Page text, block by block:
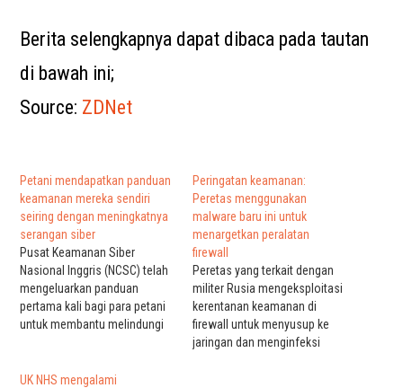
Berita selengkapnya dapat dibaca pada tautan
di bawah ini;
Source: ZDNet
Petani mendapatkan panduan
keamanan mereka sendiri
seiring dengan meningkatnya
serangan siber
Pusat Keamanan Siber
Nasional Inggris (NCSC) telah
mengeluarkan panduan
pertama kali bagi para petani
untuk membantu melindungi
memperhatikan masa depan
Peringatan keamanan:
Peretas menggunakan
malware baru ini untuk
menargetkan peralatan
firewall
Peretas yang terkait dengan
militer Rusia mengeksploitasi
kerentanan keamanan di
firewall untuk menyusup ke
jaringan dan menginfeksi
UK NHS mengalami